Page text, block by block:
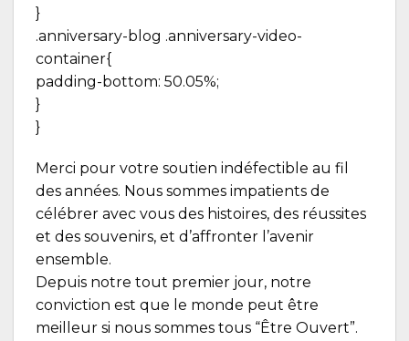
}
.anniversary-blog .anniversary-video-
container{
padding-bottom: 50.05%;
}
}
Merci pour votre soutien indéfectible au fil
des années. Nous sommes impatients de
célébrer avec vous des histoires, des réussites
et des souvenirs, et d’affronter l’avenir
ensemble.
Depuis notre tout premier jour, notre
conviction est que le monde peut être
meilleur si nous sommes tous “Être Ouvert”.